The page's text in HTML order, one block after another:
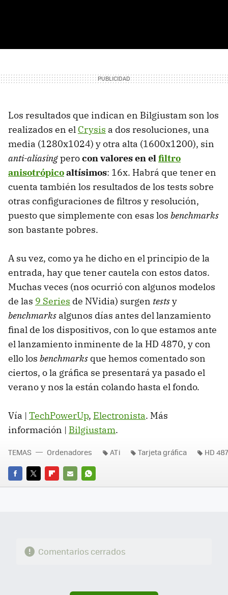
Los resultados que indican en Bilgiustam son los
realizados en el Crysis a dos resoluciones, una
media (1280x1024) y otra alta (1600x1200), sin
anti-aliasingperocon valores en elfiltro
anisotrópicoaltísimos: 16x. Habrá que tener en
cuenta también los resultados de los tests sobre
otras configuraciones de filtros y resolución,
puesto que simplemente con esas los benchmarks
son bastante pobres.
A su vez, como ya he dicho en el principio de la
entrada, hay que tener cautela con estos datos.
Muchas veces (nos ocurrió con algunos modelos
de las 9 Series de NVidia) surgen testsy
benchmarks algunos días antes del lanzamiento
final de los dispositivos, con lo que estamos ante
el lanzamiento inminente de la HD 4870, y con
ello los benchmarks que hemos comentado son
ciertos, o la gráfica se presentará ya pasado el
verano y nos la están colando hasta el fondo.
Vía | TechPowerUp, Electronista. Más
información | Bilgiustam.
FACEBOOK
TWITTERFLIPBOARD
E-
WHATSAPP
TEMAS Ordenadores ATi Tarjeta gráfica HD
Comentarios cerrados